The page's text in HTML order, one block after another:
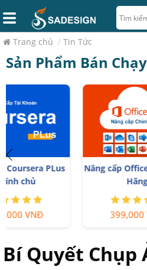
Trang chủ / Tin Tức
Sản Phẩm Bán Chạy
Nâng cấp Office 365 Chính
Bí Quyết Chụp